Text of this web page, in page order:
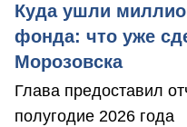
Куда ушли
фонда: что уже
Морозовска
Глава предоставил
полугодие 2026 года